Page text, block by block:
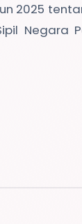
2025
Negara